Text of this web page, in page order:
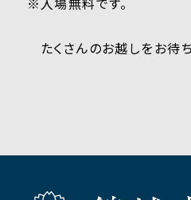
たくさんのお越しをお待ち